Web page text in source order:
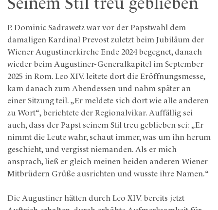
Seinem Stil treu geblieben
P. Dominic Sadrawetz war vor der Papstwahl dem
damaligen Kardinal Prevost zuletzt beim Jubiläum der
Wiener Augustinerkirche Ende 2024 begegnet, danach
wieder beim Augustiner-Generalkapitel im September
2025 in Rom. Leo XIV. leitete dort die Eröffnungsmesse,
kam danach zum Abendessen und nahm später an
einer Sitzung teil. „Er meldete sich dort wie alle anderen
zu Wort“, berichtete der Regionalvikar. Auffällig sei
auch, dass der Papst seinem Stil treu geblieben sei: „Er
nimmt die Leute wahr, schaut immer, was um ihn herum
geschieht, und vergisst niemanden. Als er mich
ansprach, ließ er gleich meinen beiden anderen Wiener
Mitbrüdern Grüße ausrichten und wusste ihre Namen.“
Die Augustiner hätten durch Leo XIV. bereits jetzt